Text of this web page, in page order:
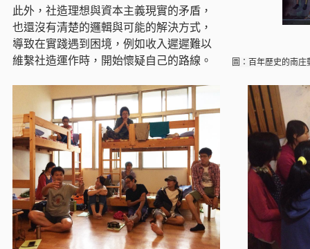
此外，社造理想與資本主義現實的矛盾，
也還沒有清楚的邏輯與可能的解決方式，
導致在實踐遇到困境，例如收入遲遲難以
維繫社造運作時，開始懷疑自己的路線。
圖：百年歷史的南